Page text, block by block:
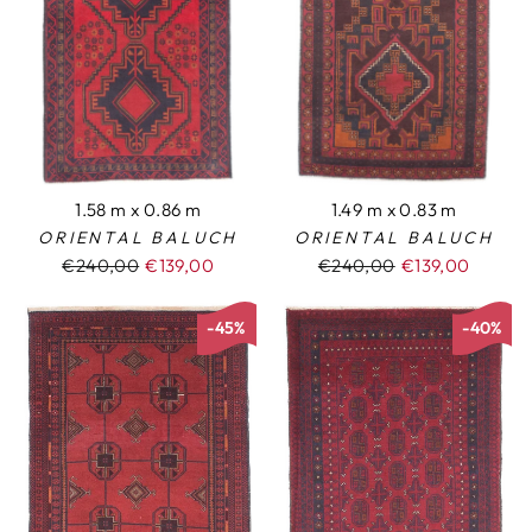
1.58 m x 0.86 m
ORIENTAL BALUCH
Normaler
€240,00 Sonderpreis
€139,00
1.49 m x 0.83 m
ORIENTAL BALUCH
Normaler
€240,00 Sonderpreis
€139,00
-45% -40%